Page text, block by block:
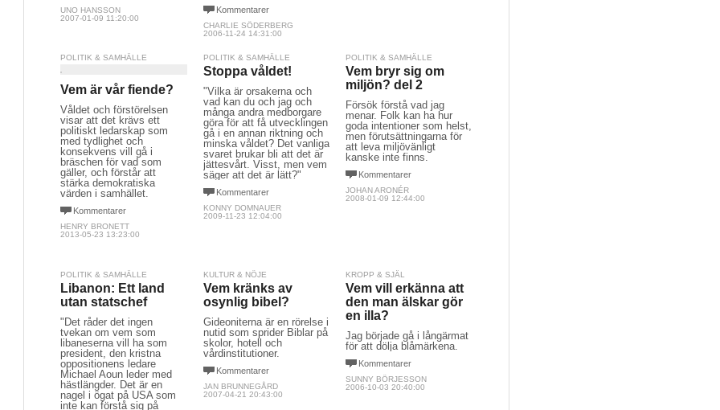
UNO HANSSON
2007-01-09 11:20:00
Kommentarer
CHARLIE SÖDERBERG
2006-11-24 14:31:00
POLITIK & SAMHÄLLE
Vem är vår fiende?
Våldet och förstörelsen
visar att det krävs ett
politiskt ledarskap som
med tydlighet och
konsekvens vill gå i
bräschen för vad som
gäller, och förstår att
stärka demokratiska
värden i samhället.
Kommentarer
HENRY BRONETT
2013-05-23 13:23:00
POLITIK & SAMHÄLLE
Stoppa våldet!
"Vilka är orsakerna och
vad kan du och jag och
många andra medborgare
göra för att få utvecklingen
gå i en annan riktning och
minska våldet? Det vanliga
svaret brukar bli att det är
jättesvårt. Visst, men vem
säger att det är lätt?"
Kommentarer
KONNY DOMNAUER
2009-11-23 12:04:00
POLITIK & SAMHÄLLE
Vem bryr sig om
miljön? del 2
Försök förstå vad jag
menar. Folk kan ha hur
goda intentioner som helst,
men förutsättningarna för
att leva miljövänligt
kanske inte finns.
Kommentarer
JOHAN ARONÉR
2008-01-09 12:44:00
POLITIK & SAMHÄLLE
Libanon: Ett land
utan statschef
"Det råder det ingen
tvekan om vem som
libaneserna vill ha som
president, den kristna
oppositionens ledare
Michael Aoun leder med
hästlängder. Det är en
nagel i ögat på USA som
inte kan förstå sig på
KULTUR & NÖJE
Vem kränks av
osynlig bibel?
Gideoniterna är en rörelse i
nutid som sprider Biblar på
skolor, hotell och
vårdinstitutioner.
Kommentarer
JAN BRUNNEGÅRD
2007-04-21 20:43:00
KROPP & SJÄL
Vem vill erkänna att
den man älskar gör
en illa?
Jag började gå i långärmat
för att dölja blåmärkena.
Kommentarer
SUNNY BÖRJESSON
2006-10-03 20:40:00